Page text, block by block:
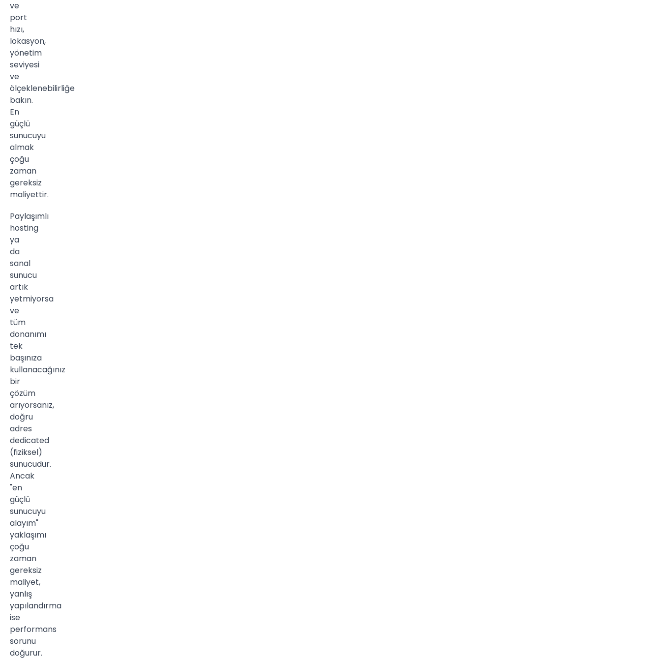
ve
port
hızı,
lokasyon,
yönetim
seviyesi
ve
ölçeklenebilirliğe
bakın.
En
güçlü
sunucuyu
almak
çoğu
zaman
gereksiz
maliyettir.
Paylaşımlı
hosting
ya
da
sanal
sunucu
artık
yetmiyorsa
ve
tüm
donanımı
tek
başınıza
kullanacağınız
bir
çözüm
arıyorsanız,
doğru
adres
dedicated
(fiziksel)
sunucudur.
Ancak
"en
güçlü
sunucuyu
alayım"
yaklaşımı
çoğu
zaman
gereksiz
maliyet,
yanlış
yapılandırma
ise
performans
sorunu
doğurur.